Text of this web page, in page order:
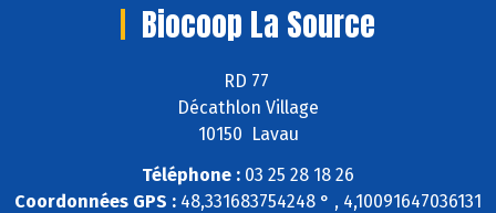
Biocoop La Source
RD 77
Décathlon Village
10150 Lavau
Téléphone : 03 25 28 18 26
Coordonnées GPS : 48,331683754248 ° , 4,10091647036131